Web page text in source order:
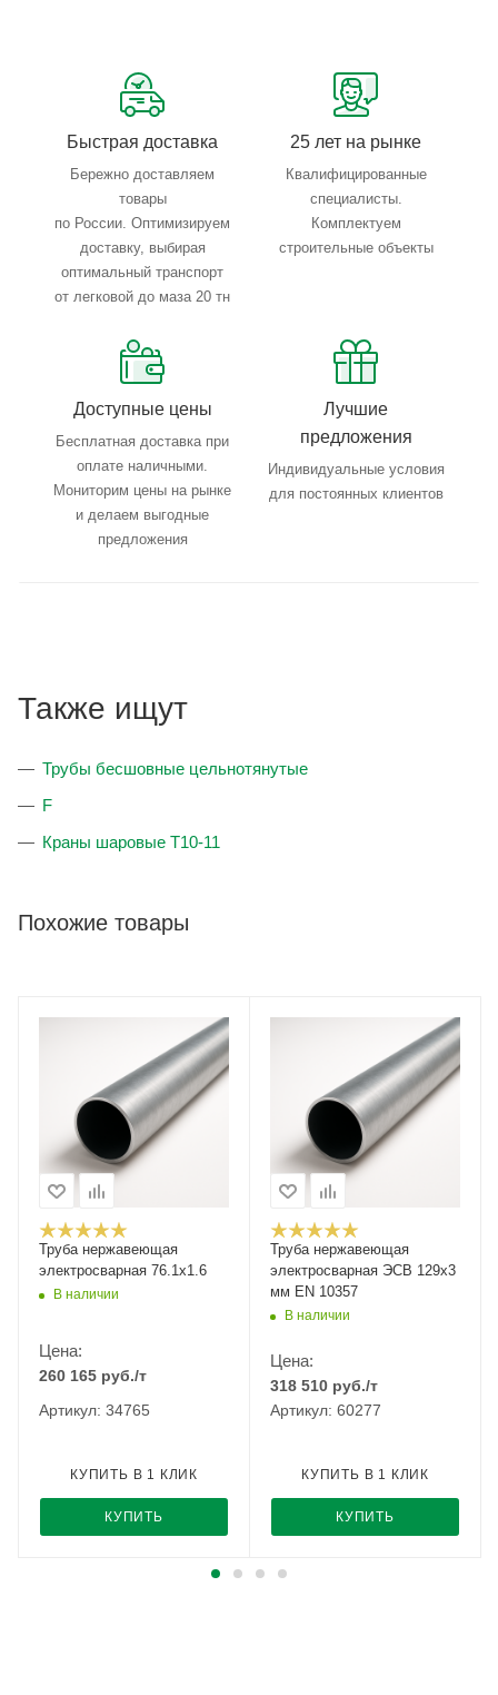
Тройной весовой контроль: въезд, погрузка, выезд
Быстрая доставка
Бережно доставляем
товары
по России. Оптимизируем
доставку, выбирая
оптимальный транспорт
от легковой до маза 20 тн
25 лет на рынке
Квалифицированные
специалисты.
Комплектуем
строительные объекты
Доступные цены
Бесплатная доставка при
оплате наличными.
Мониторим цены на рынке
и делаем выгодные
предложения
Лучшие
предложения
Индивидуальные условия
для постоянных клиентов
Также ищут
Трубы бесшовные цельнотянутые
F
Краны шаровые T10-11
Похожие товары
Труба нержавеющая
электросварная 76.1х1.6
В наличии
Цена:
260 165 руб./т
Артикул: 34765
КУПИТЬ
КУПИТЬ В 1 КЛИК
Труба нержавеющая
электросварная ЭСВ 129х3
мм EN 10357
В наличии
Цена:
318 510 руб./т
Артикул: 60277
КУПИТЬ
КУПИТЬ В 1 КЛИК